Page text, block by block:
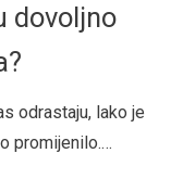
dovoljno
odrastaju, lako je
promijenilo.…